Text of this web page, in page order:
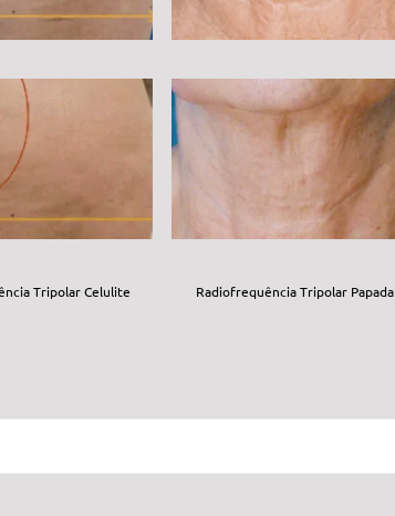
Tripolar Celulite Radiofrequência Tripolar Papada